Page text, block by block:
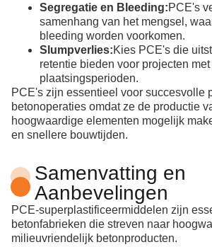
Segregatie en Bleeding:PCE's
samenhang van het mengsel,
bleeding worden voorkomen.
Slumpverlies:Kies PCE's die
retentie bieden voor projecten
plaatsingsperioden.
PCE's zijn essentieel voor succesvolle
betonoperaties omdat ze de productie
hoogwaardige elementen mogelijk
en snellere bouwtijden.
Samenvatting en
Aanbevelingen
PCE-superplastificeermiddelen zijn
betonfabrieken die streven naar
milieuvriendelijk betonproducten.